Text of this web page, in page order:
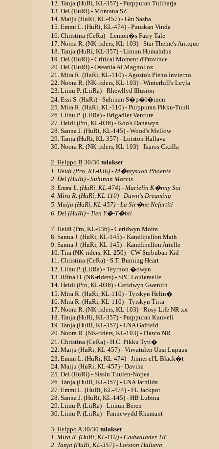
12. Tanja (HuRi, KL-357) - Purppuran Tuliharja
13. Del (HuRi) - Montana SZ
14. Maiju (HuRi, KL-457) - Gin Sasha
15. Emmi L. (HuRi, KL-474) - Puuskan Vinda
16. Christina (CeRa) - Lemon�s Fairy Tale
17. Noroa R. (NK-riders, KL-103) - Star Theme's Antique
18. Tanja (HuRi, KL-357) - Liinun Humahdus
19. Del (HuRi) - Critical Moment d'Province
20. Del (HuRi) - Oseania Al Magnol ox
21. Mira R. (HuRi, KL-110) - Agosto's Pleno Invierno
22. Noora R. (NK-riders, KL-103) - Winterhill's Leyla
23. Liinu P. (LiiRa) - Rhewllyd Illusion
24. Essi S. (HuRi) - Suhinan S�p�l�inen
25. Mira R. (HuRi, KL-110) - Purppuran Pikku-Tuuli
26. Liinu P. (LiiRa) - Brigadier Venture
27. Heidi (Pro, KL-036) - Koo's Danawyn
28. Sanna J. (HuRi, KL-145) - Wood's Mellow
29. Tanja (HuRi, KL-357) - Loiston Hallava
30. Noora R. (NK-riders, KL-103) - Ikaros Cicilla
2. Helppo B 30/30 tulokset
1. Heidi (Pro, KL-036) - M�ntysuon Phoenix
2. Del (HuRi) - Suhinan Morcis
3. Emmi L. (HuRi, KL-474) - Marielin K�nny Soi
4. Mira R. (HuRi, KL-110) - Dawn's Dreaming
5. Maiju (HuRi, KL-457) - La Sir�ne Nefertiti
6. Del (HuRi) - Tien Y�-T�hti
7. Heidi (Pro, KL-036) - Ceridwyn Moira
8. Sanna J. (HuRi, KL-145) - Kanelipellon Math
9. Sanna J. (HuRi, KL-145) - Kanelipellon Arielle
10. Tiia (NK-riders, KL-250) - CW Surbuban Kid
11. Christina (CeRa) - S.T. Burning Heart
12. Liinu P. (LiiRa) - Teyrnon �owyn
13. Riina H. (NK-riders) - SPC Loulemelle
14. Heidi (Pro, KL-036) - Ceridwyn Gwenith
15. Mira R. (HuRi, KL-110) - Tyrskyn Helin�
16. Mira R. (HuRi, KL-110) - Tyrskyn Titta
17. Noora R. (NK-riders, KL-103) - Rosy Life NR xx
18. Tanja (HuRi, KL-357) - Purppuran Kuuveli
19. Tanja (HuRi, KL-357) - LNA Gafrield
20. Noora R. (NK-riders, KL-103) - Fiasco NR
21. Christina (CeRa) - H.C. Pikku Tytt�
22. Maiju (HuRi, KL-457) - Virvatulen Uusi Lupaus
23. Emmi L. (HuRi, KL-474) - Jinnei el'L Black�t
24. Maiju (HuRi, KL-457) - Davina
25. Del (HuRi) - Sissin Tuulen-Nopea
26. Tanja (HuRi, KL-357) - LNA Jathilda
27. Emmi L. (HuRi, KL-474) - FL Jackpot
28. Sanna J. (HuRi, KL-145) - HB Lubina
29. Liinu P. (LiiRa) - Liinun Beren
30. Liinu P. (LiiRa) - Fannewydd Rhamant
3. Helppo A30/30 tulokset
1. Mira R. (HuRi, KL-110) - Cadwalader TR
2. Tanja (HuRi, KL-357) - Loiston Hallava